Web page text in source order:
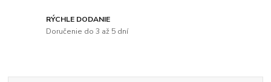
RÝCHLE DODANIE
Doručenie do 3 až 5 dní